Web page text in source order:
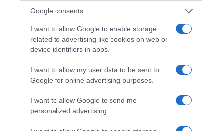
Google consents
I want to allow Google to enable storage
related to advertising like cookies on web or
device identifiers in apps.
I want to allow my user data to be sent to
Google for online advertising purposes.
I want to allow Google to send me
personalized advertising.
ΠΟΛΙΤΙΚΗ
ΣΥΡΙΖΑ: Ο πρώην πρόεδρος Σωκράτης